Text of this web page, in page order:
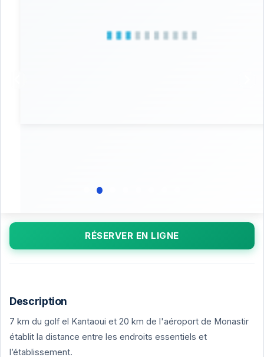
RÉSERVER EN LIGNE
Description
7 km du golf el Kantaoui et 20 km de l'aéroport de Monastir
établit la distance entre les endroits essentiels et
l’établissement.